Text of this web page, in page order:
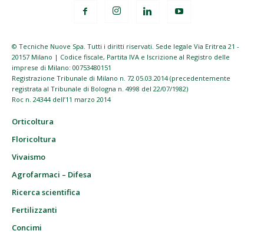
© Tecniche Nuove Spa. Tutti i diritti riservati. Sede legale Via Eritrea 21 -
20157 Milano | Codice fiscale, Partita IVA e Iscrizione al Registro delle
imprese di Milano: 00753480151
Registrazione Tribunale di Milano n. 72 05.03.2014 (precedentemente
registrata al Tribunale di Bologna n. 4998 del 22/07/1982)
Roc n. 24344 dell’11 marzo 2014
Orticoltura
Floricoltura
Vivaismo
Agrofarmaci – Difesa
Ricerca scientifica
Fertilizzanti
Concimi